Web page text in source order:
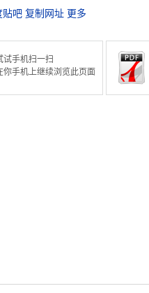
贴吧 复制网址 更多
试手机扫一扫
你手机上继续浏览此页面